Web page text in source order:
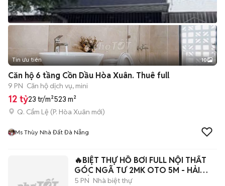
+2
Tin ưu tiên 10
Căn hộ 6 tầng Cồn Dầu Hòa Xuân. Thuê full
9 PN Căn hộ dịch vụ, mini
12 tỷ23 tr/m²523 m²
Q. Cẩm Lệ (P. Hòa Xuân mới)
Ms Thùy Nhà Đất Đà Nẵng
🔥BIỆT THỰ HỒ BƠI FULL NỘI THẤT
GÓC NGÃ TƯ 2MK OTO 5M - HẢI
CHÂU
5 PN Nhà biệt thự